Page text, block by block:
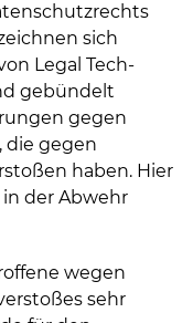
sich
Legal Tech-
gebündelt
gegen
die gegen
haben. Hier
der Abwehr
wegen
sehr